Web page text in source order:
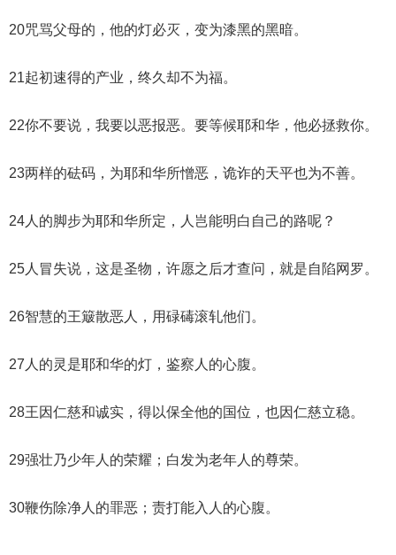
20咒骂父母的，他的灯必灭，变为漆黑的黑暗。
21起初速得的产业，终久却不为福。
22你不要说，我要以恶报恶。要等候耶和华，他必拯救你。
23两样的砝码，为耶和华所憎恶，诡诈的天平也为不善。
24人的脚步为耶和华所定，人岂能明白自己的路呢？
25人冒失说，这是圣物，许愿之后才查问，就是自陷网罗。
26智慧的王簸散恶人，用碌碡滚轧他们。
27人的灵是耶和华的灯，鉴察人的心腹。
28王因仁慈和诚实，得以保全他的国位，也因仁慈立稳。
29强壮乃少年人的荣耀；白发为老年人的尊荣。
30鞭伤除净人的罪恶；责打能入人的心腹。